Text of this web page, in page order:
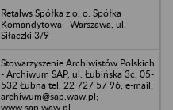
Retalws Spółka z o. o. Spółka
Komandytowa - Warszawa, ul.
Siłaczki 3/9
Stowarzyszenie Archiwistów Polskich
- Archiwum SAP, ul. Łubińska 3c, 05-
532 Łubna tel. 22 727 57 96, e-mail:
archiwum@sap.waw.pl;
www.sap.waw.pl